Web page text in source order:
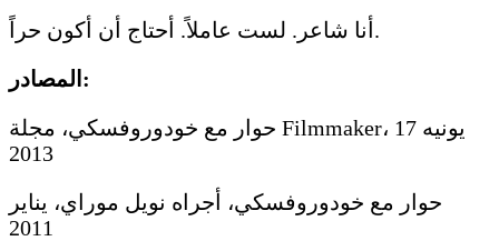
أنا شاعر. لست عاملاً. أحتاج أن أكون حراً.
المصادر:
حوار مع خودوروفسكي، مجلة Filmmaker، 17 يونيه
2013
حوار مع خودوروفسكي، أجراه نويل موراي، يناير
2011